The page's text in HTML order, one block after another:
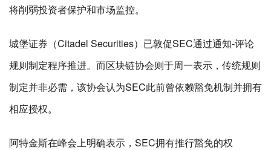
将削弱投资者保护和市场监控。
城堡证券（Citadel Securities）已敦促SEC通过通知-评论
规则制定程序推进。而区块链协会则于周一表示，传统规则
制定并非必需，该协会认为SEC此前曾依赖豁免机制并拥有
相应授权。
阿特金斯在峰会上明确表示，SEC拥有推行豁免的权